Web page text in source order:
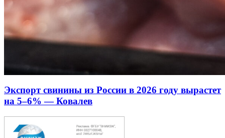
Экспорт свинины из России в 2026 году вырастет
на 5–6% — Ковалев